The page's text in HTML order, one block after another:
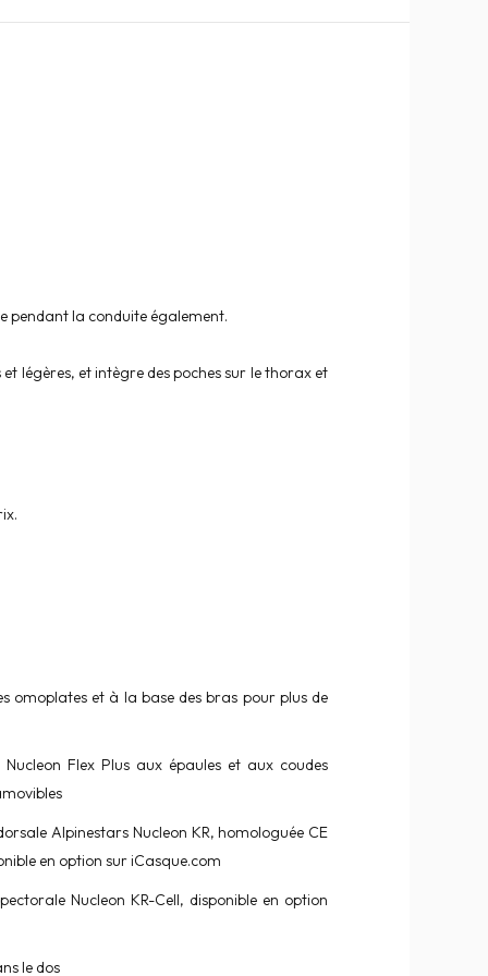
pendant la conduite également.
légères, et intègre des poches sur le thorax et
omoplates et à la base des bras pour plus de
Flex Plus aux épaules et aux coudes
Alpinestars Nucleon KR, homologuée CE
en option sur iCasque.com
Nucleon KR-Cell, disponible en option
le dos